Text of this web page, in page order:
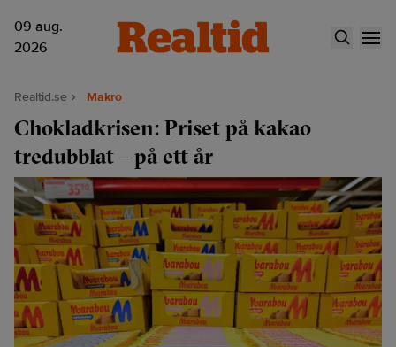
09 aug.
2026
Realtid.se Makro
Chokladkrisen: Priset på kakao
tredubblat – på ett år